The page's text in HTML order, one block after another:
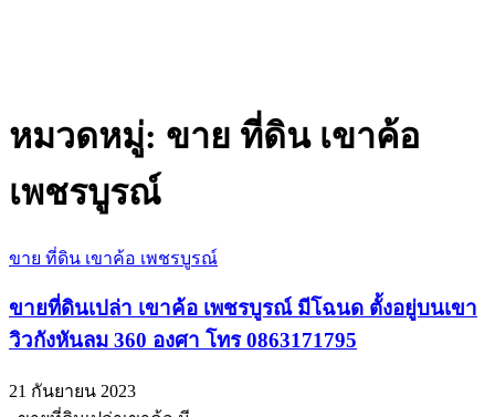
หมวดหมู่: ขาย ที่ดิน เขาค้อ
เพชรบูรณ์
ขาย ที่ดิน เขาค้อ เพชรบูรณ์
ขายที่ดินเปล่า เขาค้อ เพชรบูรณ์ มีโฉนด ตั้งอยู่บนเขา
วิวกังหันลม 360 องศา โทร 0863171795
21 กันยายน 2023